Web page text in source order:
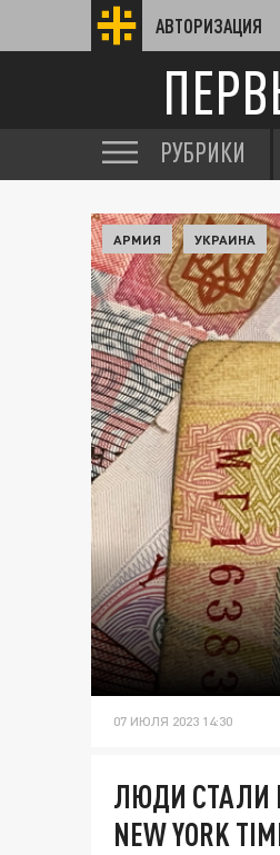
АВТОРИЗАЦИЯ
РУБРИКИ
АРМИЯ УКРАИНА
07 ИЮЛЯ 2023 14:30
ЛЮДИ СТАЛИ
NEW YORK